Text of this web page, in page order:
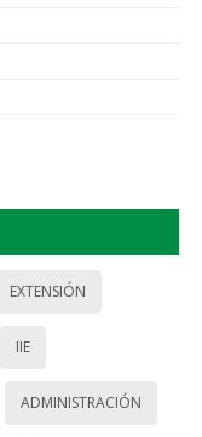
EXTENSIÓN
IIE
ADMINISTRACIÓN